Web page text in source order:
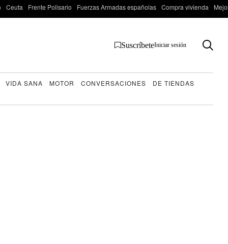
Ceuta Frente Polisario Fuerzas Armadas españolas Compra vivienda
SuscríbeteIniciar sesión
VIDA SANA MOTOR CONVERSACIONES
DE TIENDAS